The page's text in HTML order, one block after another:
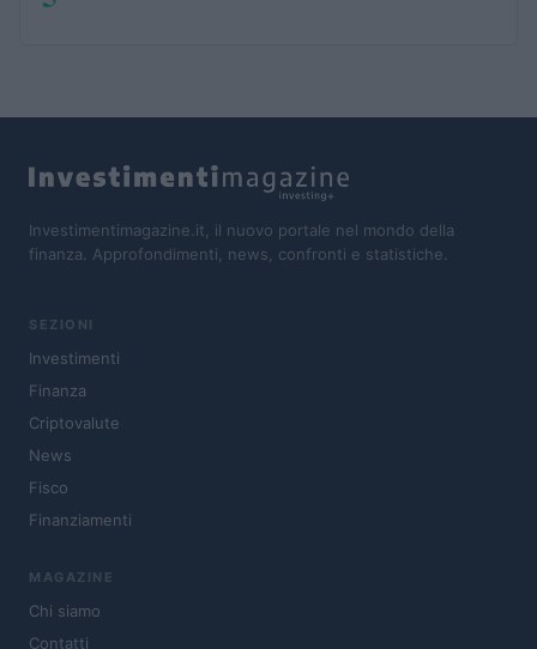
Investimentimagazine.it, il nuovo portale nel mondo della
finanza. Approfondimenti, news, confronti e statistiche.
SEZIONI
Investimenti
Finanza
Criptovalute
News
Fisco
Finanziamenti
MAGAZINE
Chi siamo
Contatti